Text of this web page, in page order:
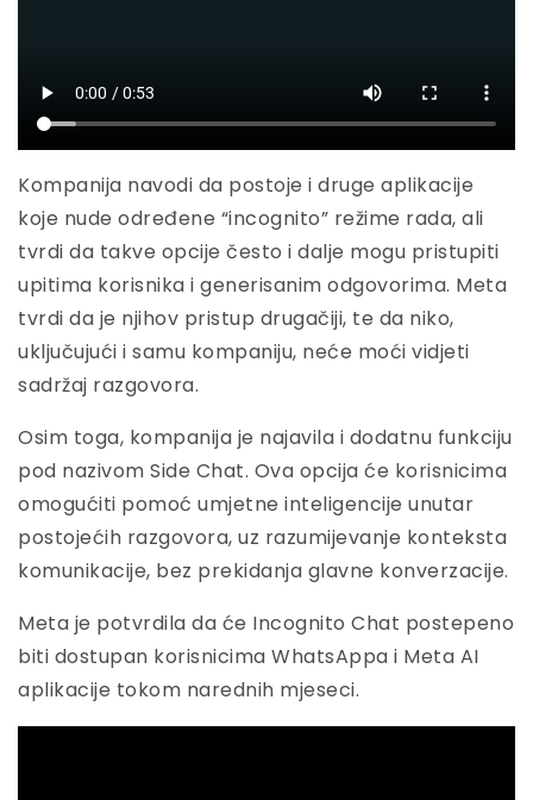
Kompanija navodi da postoje i druge aplikacije
koje nude određene “incognito” režime rada, ali
tvrdi da takve opcije često i dalje mogu pristupiti
upitima korisnika i generisanim odgovorima. Meta
tvrdi da je njihov pristup drugačiji, te da niko,
uključujući i samu kompaniju, neće moći vidjeti
sadržaj razgovora.
Osim toga, kompanija je najavila i dodatnu funkciju
pod nazivom Side Chat. Ova opcija će korisnicima
omogućiti pomoć umjetne inteligencije unutar
postojećih razgovora, uz razumijevanje konteksta
komunikacije, bez prekidanja glavne konverzacije.
Meta je potvrdila da će Incognito Chat postepeno
biti dostupan korisnicima WhatsAppa i Meta AI
aplikacije tokom narednih mjeseci.